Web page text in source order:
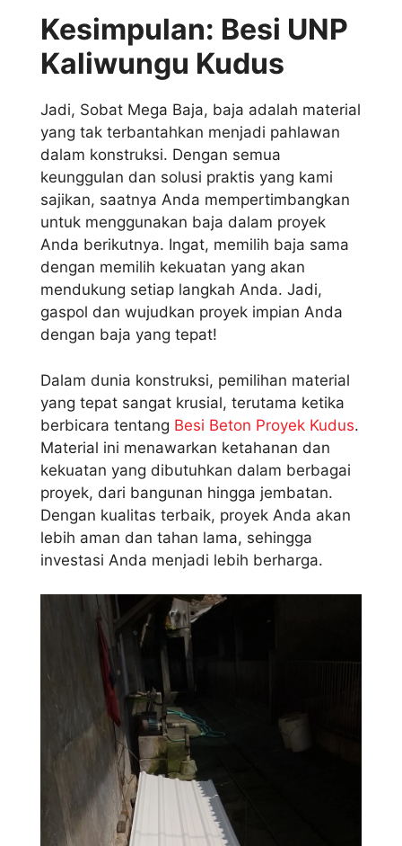
Kesimpulan: Besi UNP
Kaliwungu Kudus
Jadi, Sobat Mega Baja, baja adalah material
yang tak terbantahkan menjadi pahlawan
dalam konstruksi. Dengan semua
keunggulan dan solusi praktis yang kami
sajikan, saatnya Anda mempertimbangkan
untuk menggunakan baja dalam proyek
Anda berikutnya. Ingat, memilih baja sama
dengan memilih kekuatan yang akan
mendukung setiap langkah Anda. Jadi,
gaspol dan wujudkan proyek impian Anda
dengan baja yang tepat!
Dalam dunia konstruksi, pemilihan material
yang tepat sangat krusial, terutama ketika
berbicara tentang Besi Beton Proyek Kudus.
Material ini menawarkan ketahanan dan
kekuatan yang dibutuhkan dalam berbagai
proyek, dari bangunan hingga jembatan.
Dengan kualitas terbaik, proyek Anda akan
lebih aman dan tahan lama, sehingga
investasi Anda menjadi lebih berharga.